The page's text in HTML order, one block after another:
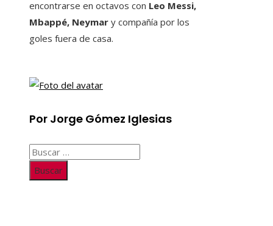
encontrarse en octavos con Leo Messi,
Mbappé, Neymar y compañía por los
goles fuera de casa.
Por Jorge Gómez Iglesias
Buscar: